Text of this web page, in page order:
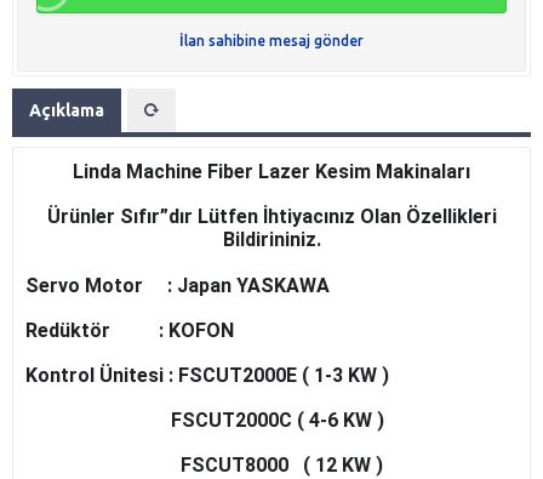
İlan sahibine mesaj gönder
Açıklama
Linda Machine Fiber Lazer Kesim Makinaları
Ürünler Sıfır”dır Lütfen İhtiyacınız Olan Özellikleri
Bildirininiz.
Servo Motor : Japan YASKAWA
Redüktör : KOFON
Kontrol Ünitesi : FSCUT2000E ( 1-3 KW )
FSCUT2000C ( 4-6 KW )
FSCUT8000 ( 12 KW )